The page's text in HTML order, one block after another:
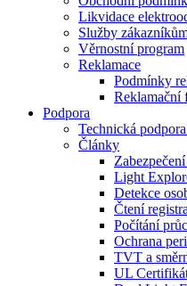
Likvidace
Služby
Věrnostní program
Reklamace
Podmínky
Reklamační
Podpora
Technická
Články
Light
Detekce
Čtení
Počítání
Ochrana
TVT a
UL